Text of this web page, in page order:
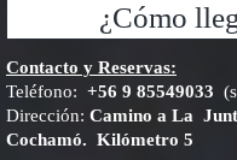
¿Cómo
Contacto y Reservas:
Teléfono: +56 9 85549033
Dirección: Camino a La
Cochamó. Kilómetro 5